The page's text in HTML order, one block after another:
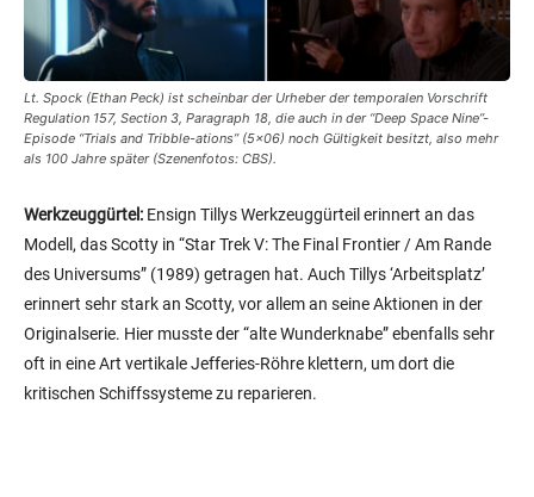
Lt. Spock (Ethan Peck) ist scheinbar der Urheber der temporalen Vorschrift
Regulation 157, Section 3, Paragraph 18 , die auch in der “Deep Space Nine”-
Episode “Trials and Tribble-ations” (5×06) noch Gültigkeit besitzt, also mehr
als 100 Jahre später (Szenenfotos: CBS).
Werkzeuggürtel: Ensign Tillys Werkzeuggürteil erinnert an das
Modell, das Scotty in “Star Trek V: The Final Frontier / Am Rande
des Universums” (1989) getragen hat. Auch Tillys ‘Arbeitsplatz’
erinnert sehr stark an Scotty, vor allem an seine Aktionen in der
Originalserie. Hier musste der “alte Wunderknabe” ebenfalls sehr
oft in eine Art vertikale Jefferies-Röhre klettern, um dort die
kritischen Schiffssysteme zu reparieren.